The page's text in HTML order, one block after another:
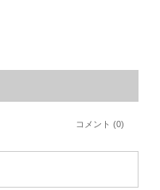
コメント (0)